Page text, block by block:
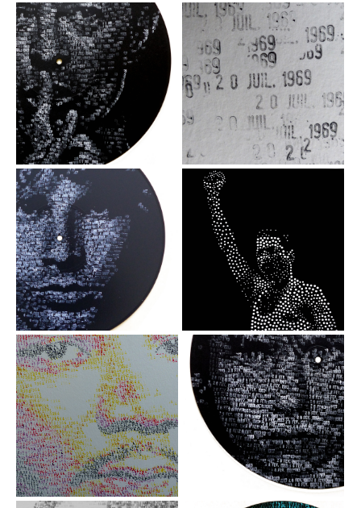
11 JUIL 1969
David Bowie
Acrylique / tampon
dateur sur disque
vinyle, 30 cm
20 JUIL 1969,
Encre sur
papier /
tampon
dateur, 50x65
cm, 2021
Encre sur papier /
50x65 cm, 2021
4 JANV.1967
Jim Morrison
Acrylique / tampon
dateur sur disque
vinyle, 30 cm
Freddie
Mercury
Perforations sur
papier, 30x40 cm
1964 - M.
Luther King
Encre sur papier/
tampon dateur,
50x65 cm, 2021
28 FEV 1983 U2
Acrylique / tampon
dateur sur disque
vinyle, 30 cm